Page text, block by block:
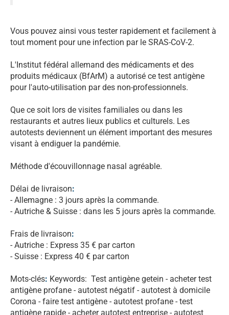
Vous pouvez ainsi vous tester rapidement et facilement à
tout moment pour une infection par le SRAS-CoV-2.
L'Institut fédéral allemand des médicaments et des
produits médicaux (BfArM) a autorisé ce test antigène
pour l'auto-utilisation par des non-professionnels.
Que ce soit lors de visites familiales ou dans les
restaurants et autres lieux publics et culturels. Les
autotests deviennent un élément important des mesures
visant à endiguer la pandémie.
Méthode d'écouvillonnage nasal agréable.
Délai de livraison:
- Allemagne : 3 jours après la commande.
- Autriche & Suisse : dans les 5 jours après la commande.
Frais de livraison:
- Autriche : Express 35 € par carton
- Suisse : Express 40 € par carton
Mots-clés: Keywords: Test antigène getein - acheter test
antigène profane - autotest négatif - autotest à domicile
Corona - faire test antigène - autotest profane - test
antigène rapide - acheter autotest entreprise - autotest